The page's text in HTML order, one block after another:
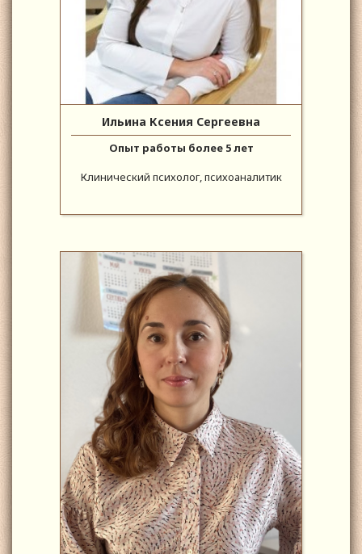
Ильина Ксения Сергеевна
Опыт работы более 5 лет
Клинический психолог, психоаналитик